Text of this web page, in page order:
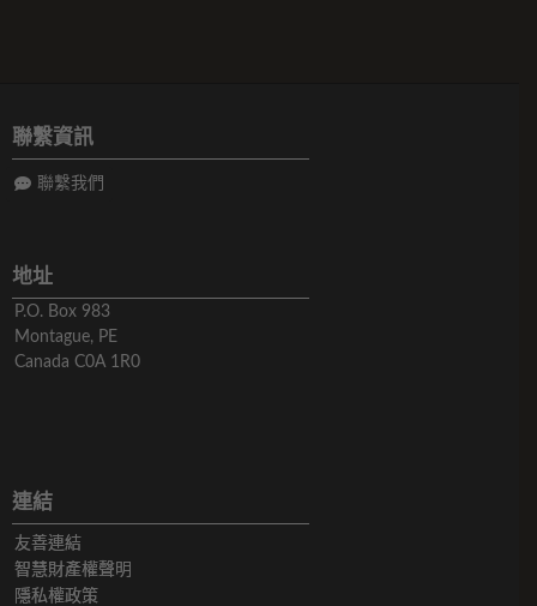
聯繫資訊
聯繫我們
地址
P.O. Box 983
Montague, PE
Canada C0A 1R0
連結
友善連結
智慧財產權聲明
隱私權政策